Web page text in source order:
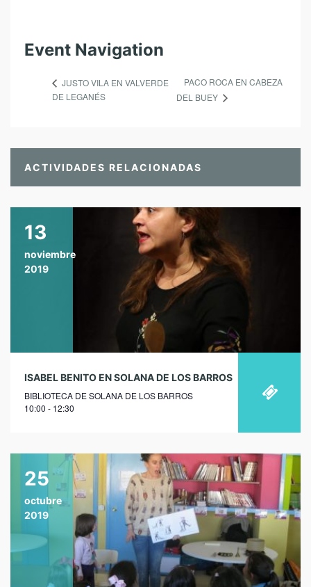
Event Navigation
JUSTO VILA EN VALVERDE
DE LEGANÉS
PACO ROCA EN CABEZA
DEL BUEY
ACTIVIDADES RELACIONADAS
13
noviembre
2019
ISABEL BENITO EN SOLANA DE LOS BARROS
BIBLIOTECA DE SOLANA DE LOS BARROS
10:00 - 12:30
25
octubre
2019